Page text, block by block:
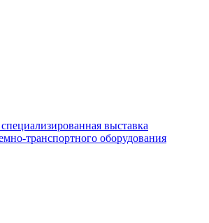
выставка
транспортного оборудования